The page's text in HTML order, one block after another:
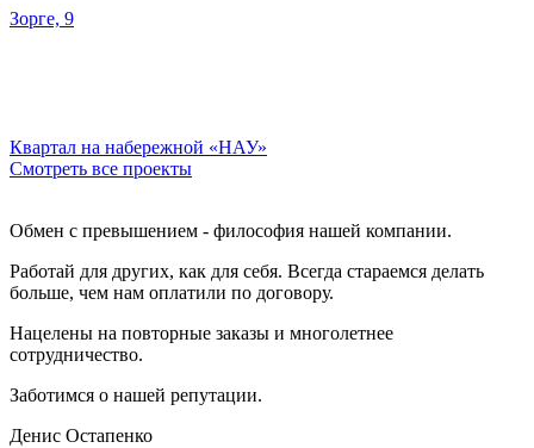
Зорге, 9
Квартал на набережной «НАУ»
Смотреть все проекты
Обмен с превышением - философия нашей компании.
Работай для других, как для себя. Всегда стараемся делать
больше, чем нам оплатили по договору.
Нацелены на повторные заказы и многолетнее
сотрудничество.
Заботимся о нашей репутации.
Денис Остапенко